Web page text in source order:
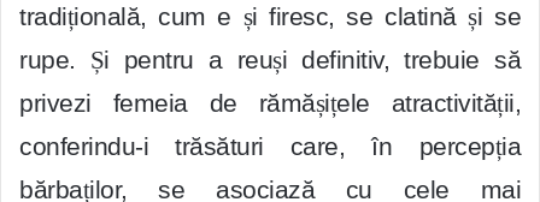
tradițională, cum e și firesc, se clatină și se
rupe. Și pentru a reuși definitiv, trebuie să
privezi femeia de rămășițele atractivității,
conferindu-i trăsături care, în percepția
bărbaților, se asociază cu cele mai